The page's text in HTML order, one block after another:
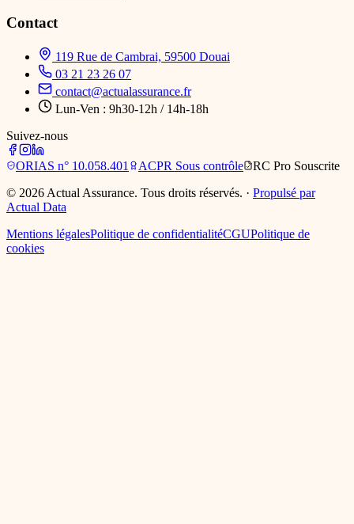
Contact
119 Rue de Cambrai, 59500 Douai
03 21 23 26 07
contact@actualassurance.fr
Lun-Ven : 9h30-12h / 14h-18h
Suivez-nous
ORIAS n° 10.058.401 ACPR Sous contrôle RC Pro Souscrite
© 2026 Actual Assurance. Tous droits réservés. · Propulsé par
Actual Data
Mentions légalesPolitique de confidentialitéCGUPolitique de
cookies